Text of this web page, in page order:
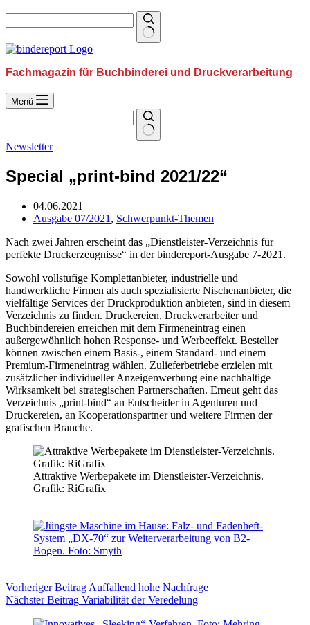
Fachmagazin für Buchbinderei und Druckverarbeitung
Menü
Newsletter
Special „print-bind 2021/22“
04.06.2021
Ausgabe 07/2021 , Schwerpunkt-Themen
Nach zwei Jahren erscheint das „Dienstleister-Verzeichnis für
perfekte Druckerzeugnisse“ in der bindereport-Ausgabe 7-2021.
Sowohl vollstufige Komplettanbieter, industrielle und
handwerkliche Firmen als auch spezialisierte Nischenanbieter, die
vielfältige Services der Druckproduktion anbieten, sind in diesem
Verzeichnis zu finden. Druckereien, Druckverarbeiter und
Buchbindereien erreichen mit dem Firmeneintrag einen
außergewöhnlich hohen Response- und Werbeeffekt. Besteller
können zwischen einem Basis-, einem Standard- und einem
Premium-Firmeneintrag wählen. Zulieferbetriebe erzielen mit
zusätzlicher individueller Anzeigenwerbung eine nachhaltige
Wirksamkeit bei strategischen Partnerschaften. Erneut geht das
Verzeichnis „print-bind“ an Entscheider in Agenturen und
Druckereien, an Kooperationspartner und weitere Firmen der
grafischen Branche.
Attraktive Werbepakete im Dienstleister-Verzeichnis.
Grafik: RiGrafix
VorherigerBeitrag Auffallend hohe Nachfrage
NächsterBeitrag Variabilität der Veredelung